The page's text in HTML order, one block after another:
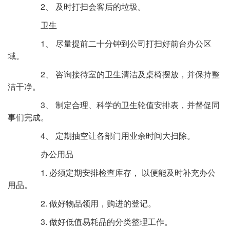
2、 及时打扫会客后的垃圾。
卫生
1、 尽量提前二十分钟到公司打扫好前台办公区
域。
2、 咨询接待室的卫生清洁及桌椅摆放，并保持整
洁干净。
3、 制定合理、科学的卫生轮值安排表，并督促同
事们完成。
4、 定期抽空让各部门用业余时间大扫除。
办公用品
1. 必须定期安排检查库存， 以便能及时补充办公
用品。
2. 做好物品领用，购进的登记。
3. 做好低值易耗品的分类整理工作。